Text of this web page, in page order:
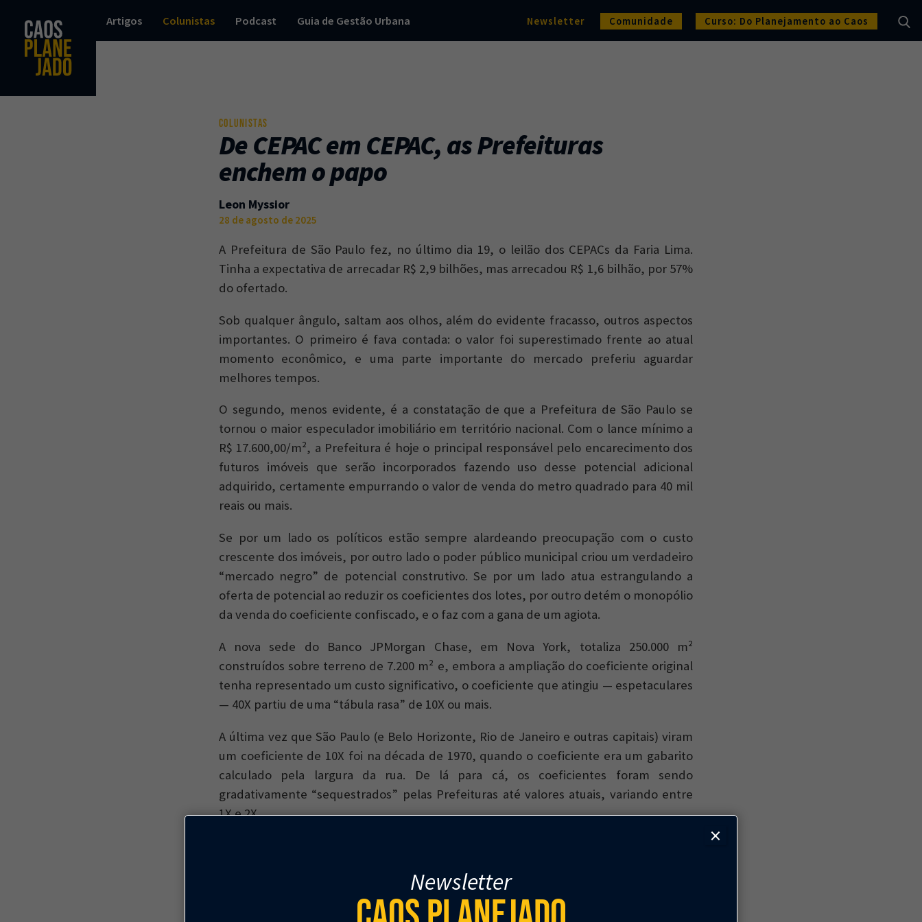
Artigos Colunistas Podcast Guia de Gestão Urbana Newsletter Comunidade Curso: Do Planejamento ao Caos
COLUNISTAS
De CEPAC em CEPAC, as Prefeituras
enchem o papo
Leon Myssior
28 de agosto de 2025
A Prefeitura de São Paulo fez, no último dia 19, o leilão dos CEPACs da Faria Lima.
Tinha a expectativa de arrecadar R$ 2,9 bilhões, mas arrecadou R$ 1,6 bilhão, por 57%
do ofertado.
Sob qualquer ângulo, saltam aos olhos, além do evidente fracasso, outros aspectos
importantes. O primeiro é fava contada: o valor foi superestimado frente ao atual
momento econômico, e uma parte importante do mercado preferiu aguardar
melhores tempos.
O segundo, menos evidente, é a constatação de que a Prefeitura de São Paulo se
tornou o maior especulador imobiliário em território nacional. Com o lance mínimo a
R$ 17.600,00/m², a Prefeitura é hoje o principal responsável pelo encarecimento dos
futuros imóveis que serão incorporados fazendo uso desse potencial adicional
adquirido, certamente empurrando o valor de venda do metro quadrado para 40 mil
reais ou mais.
Se por um lado os políticos estão sempre alardeando preocupação com o custo
crescente dos imóveis, por outro lado o poder público municipal criou um verdadeiro
“mercado negro” de potencial construtivo. Se por um lado atua estrangulando a
oferta de potencial ao reduzir os coeficientes dos lotes, por outro detém o monopólio
da venda do coeficiente confiscado, e o faz com a gana de um agiota.
A nova sede do Banco JPMorgan Chase, em Nova York, totaliza 250.000 m²
construídos sobre terreno de 7.200 m² e, embora a ampliação do coeficiente original
tenha representado um custo significativo, o coeficiente que atingiu — espetaculares
— 40X partiu de uma “tábula rasa” de 10X ou mais.
A última vez que São Paulo (e Belo Horizonte, Rio de Janeiro e outras capitais) viram
um coeficiente de 10X foi na década de 1970, quando o coeficiente era um gabarito
calculado pela largura da rua. De lá para cá, os coeficientes foram sendo
gradativamente “sequestrados” pelas Prefeituras até valores atuais, variando entre
1X e 2X.
para os empreendedores, às custas dos proprietários dos lotes. Nessa prestidigitação
moderna, precificam de modo a “não deixar dinheiro na mesa”, como se diz no
Newsletter
×